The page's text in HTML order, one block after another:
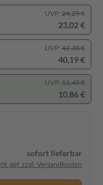
UVP: 24,25 €
23,02 €
UVP: 42,35 €
40,19 €
UVP: 11,45 €
10,86 €
sofort lieferbar
ggf. zzgl. Versandkosten